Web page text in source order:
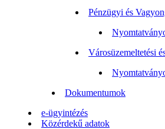
Pénzügyi és
Városüzemeltetési
Dokumentumok
e-ügyintézés
Közérdekű adatok